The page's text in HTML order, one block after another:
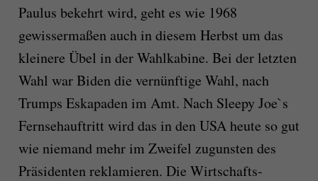
Paulus bekehrt wird, geht es wie 1968
gewissermaßen auch in diesem Herbst um das
kleinere Übel in der Wahlkabine. Bei der letzten
Wahl war Biden die vernünftige Wahl, nach
Trumps Eskapaden im Amt. Nach Sleepy Joe`s
Fernsehauftritt wird das in den USA heute so gut
wie niemand mehr im Zweifel zugunsten des
Präsidenten reklamieren. Die Wirtschafts-